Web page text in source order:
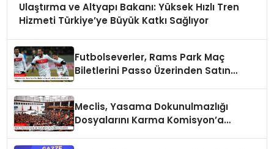
Ulaştırma ve Altyapı Bakanı: Yüksek Hızlı Tren
Hizmeti Türkiye’ye Büyük Katkı Sağlıyor
Futbolseverler, Rams Park Maç
Biletlerini Passo Üzerinden Satın
Meclis, Yasama Dokunulmazlığı
Dosyalarını Karma Komisyon’a